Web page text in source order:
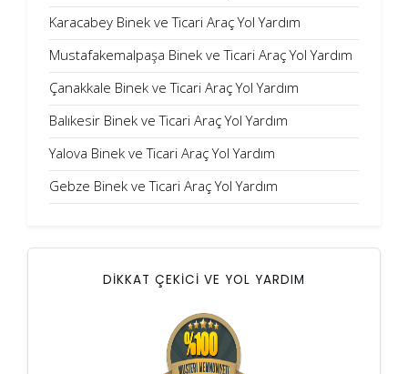
Karacabey Binek ve Ticari Araç Yol Yardım
Mustafakemalpaşa Binek ve Ticari Araç Yol Yardım
Çanakkale Binek ve Ticari Araç Yol Yardım
Balıkesir Binek ve Ticari Araç Yol Yardım
Yalova Binek ve Ticari Araç Yol Yardım
Gebze Binek ve Ticari Araç Yol Yardım
DİKKAT ÇEKİCİ VE YOL YARDIM